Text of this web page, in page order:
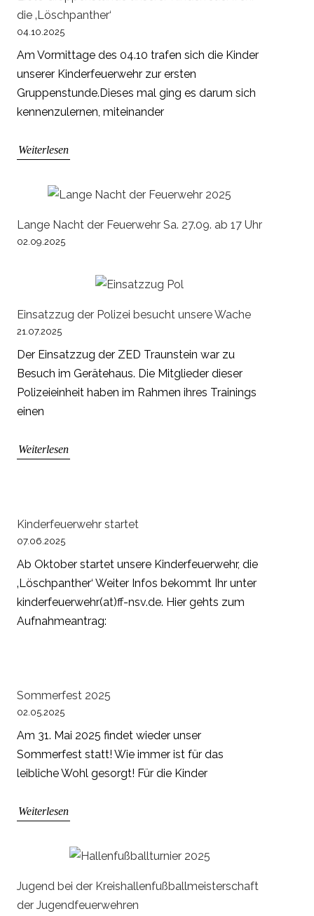
die ‚Löschpanther‘
04.10.2025
Am Vormittage des 04.10 trafen sich die Kinder
unserer Kinderfeuerwehr zur ersten
Gruppenstunde.Dieses mal ging es darum sich
kennenzulernen, miteinander
Weiterlesen
Lange Nacht der Feuerwehr Sa. 27.09. ab 17 Uhr
02.09.2025
Einsatzzug der Polizei besucht unsere Wache
21.07.2025
Der Einsatzzug der ZED Traunstein war zu
Besuch im Gerätehaus. Die Mitglieder dieser
Polizeieinheit haben im Rahmen ihres Trainings
einen
Weiterlesen
Kinderfeuerwehr startet
07.06.2025
Ab Oktober startet unsere Kinderfeuerwehr, die
‚Löschpanther‘ Weiter Infos bekommt Ihr unter
kinderfeuerwehr(at)ff-nsv.de. Hier gehts zum
Aufnahmeantrag:
Sommerfest 2025
02.05.2025
Am 31. Mai 2025 findet wieder unser
Sommerfest statt! Wie immer ist für das
leibliche Wohl gesorgt! Für die Kinder
Weiterlesen
Jugend bei der Kreishallenfußballmeisterschaft
der Jugendfeuerwehren